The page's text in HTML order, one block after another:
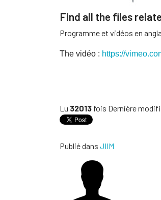
Find all the files
Programme et vidéos en
The vidéo : https://
Lu 32013 fois Dernière
Publié dans JIIM